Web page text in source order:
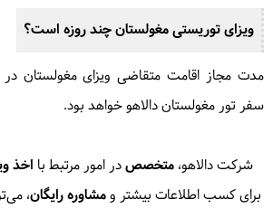
ویزای توریستی مغولستان چند روزه است؟
مدت مجاز اقامت متقاضی ویزای مغولستان
سفر تور مغولستان دالاهو خواهد بود.
شرکت دالاهو، متخصصدر امور مرتبط با اخذ
برای کسب اطلاعات بیشتر ومشاوره رایگان،